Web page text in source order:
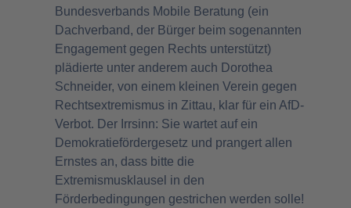
Bundesverbands Mobile Beratung (ein
Dachverband, der Bürger beim sogenannten
Engagement gegen Rechts unterstützt)
plädierte unter anderem auch Dorothea
Schneider, von einem kleinen Verein gegen
Rechtsextremismus in Zittau, klar für ein AfD-
Verbot. Der Irrsinn: Sie wartet auf ein
Demokratiefördergesetz und prangert allen
Ernstes an, dass bitte die
Extremismusklausel in den
Förderbedingungen gestrichen werden solle!